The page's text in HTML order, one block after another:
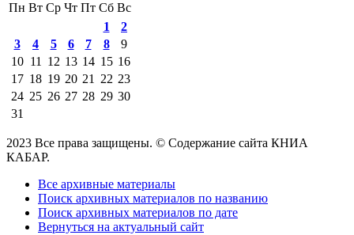
Пн Вт Ср Чт Пт Сб Вс
1
2
3
4 5 6 7 8
9
10 11 12 13 14 15 16
17 18 19 20 21 22 23
24 25 26 27 28 29 30
31
2023 Все права защищены. © Содержание сайта КНИА
КАБАР.
Все архивные материалы
Поиск архивных материалов по названию
Поиск архивных материалов по дате
Вернуться на актуальный сайт